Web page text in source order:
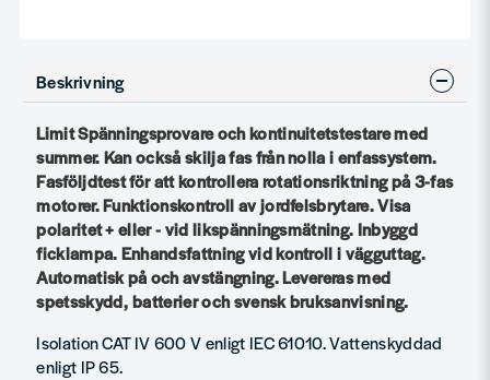
Beskrivning
Limit Spänningsprovare och kontinuitetstestare med
summer. Kan också skilja fas från nolla i enfassystem.
Fasföljdtest för att kontrollera rotationsriktning på 3-fas
motorer. Funktionskontroll av jordfelsbrytare. Visa
polaritet + eller - vid likspänningsmätning. Inbyggd
ficklampa. Enhandsfattning vid kontroll i vägguttag.
Automatisk på och avstängning. Levereras med
spetsskydd, batterier och svensk bruksanvisning.
Isolation CAT IV 600 V enligt IEC 61010. Vattenskyddad
enligt IP 65.